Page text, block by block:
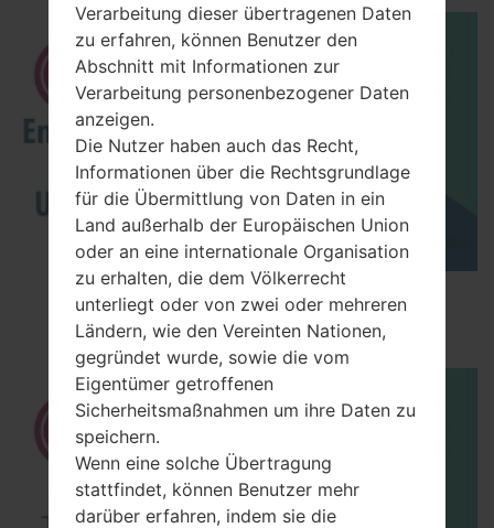
How to Enable Developer Options & USB
Debugging on LG ?
Verarbeitung dieser übertragenen Daten
zu erfahren, können Benutzer den
Abschnitt mit Informationen zur
Verarbeitung personenbezogener Daten
anzeigen.
Die Nutzer haben auch das Recht,
Informationen über die Rechtsgrundlage
für die Übermittlung von Daten in ein
Land außerhalb der Europäischen Union
oder an eine internationale Organisation
zu erhalten, die dem Völkerrecht
unterliegt oder von zwei oder mehreren
Ländern, wie den Vereinten Nationen,
gegründet wurde, sowie die vom
Eigentümer getroffenen
Sicherheitsmaßnahmen um ihre Daten zu
speichern.
Wenn eine solche Übertragung
stattfindet, können Benutzer mehr
darüber erfahren, indem sie die